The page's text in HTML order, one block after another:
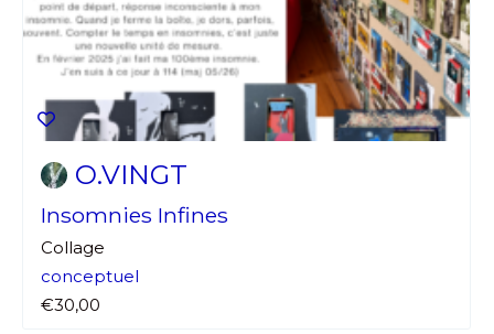
O.VINGT
Insomnies Infines
Collage
conceptuel
€30,00